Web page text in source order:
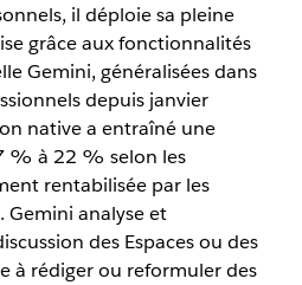
il déploie sa pleine
grâce aux fonctionnalités
Gemini, généralisées dans
depuis janvier
native a entraîné une
% à 22 % selon les
rentabilisée par les
analyse et
des Espaces ou des
à rédiger ou reformuler des